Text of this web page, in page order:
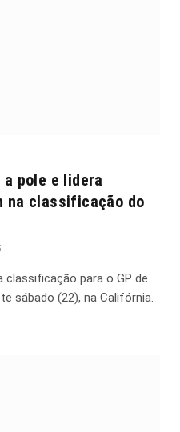
a pole e lidera
na classificação do
classificação para o GP de
sábado (22), na Califórnia.